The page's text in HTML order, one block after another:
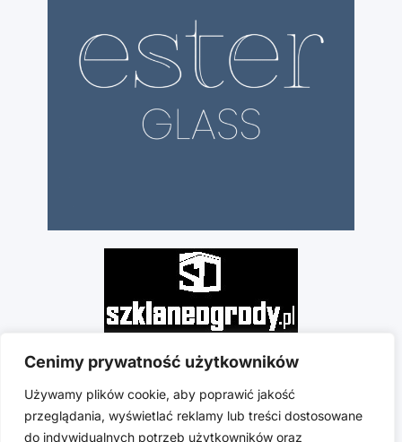
Cenimy prywatność użytkowników
Używamy plików cookie, aby poprawić jakość
przeglądania, wyświetlać reklamy lub treści dostosowane
do indywidualnych potrzeb użytkowników oraz